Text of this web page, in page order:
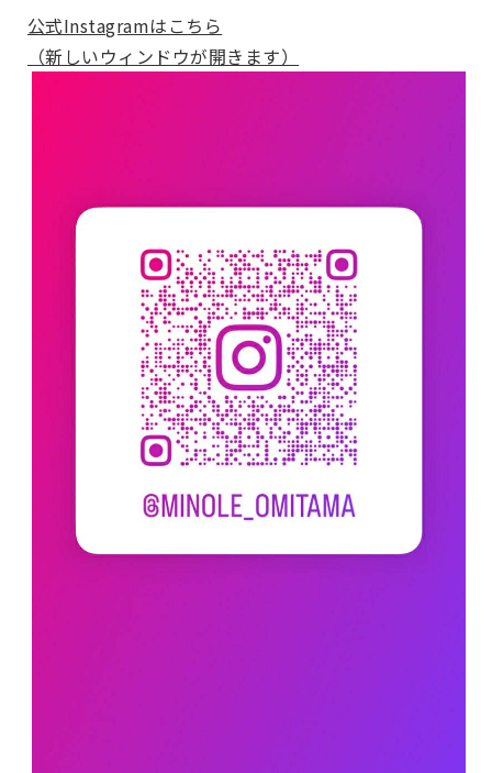
公式Instagramはこちら
（新しいウィンドウが開きます）